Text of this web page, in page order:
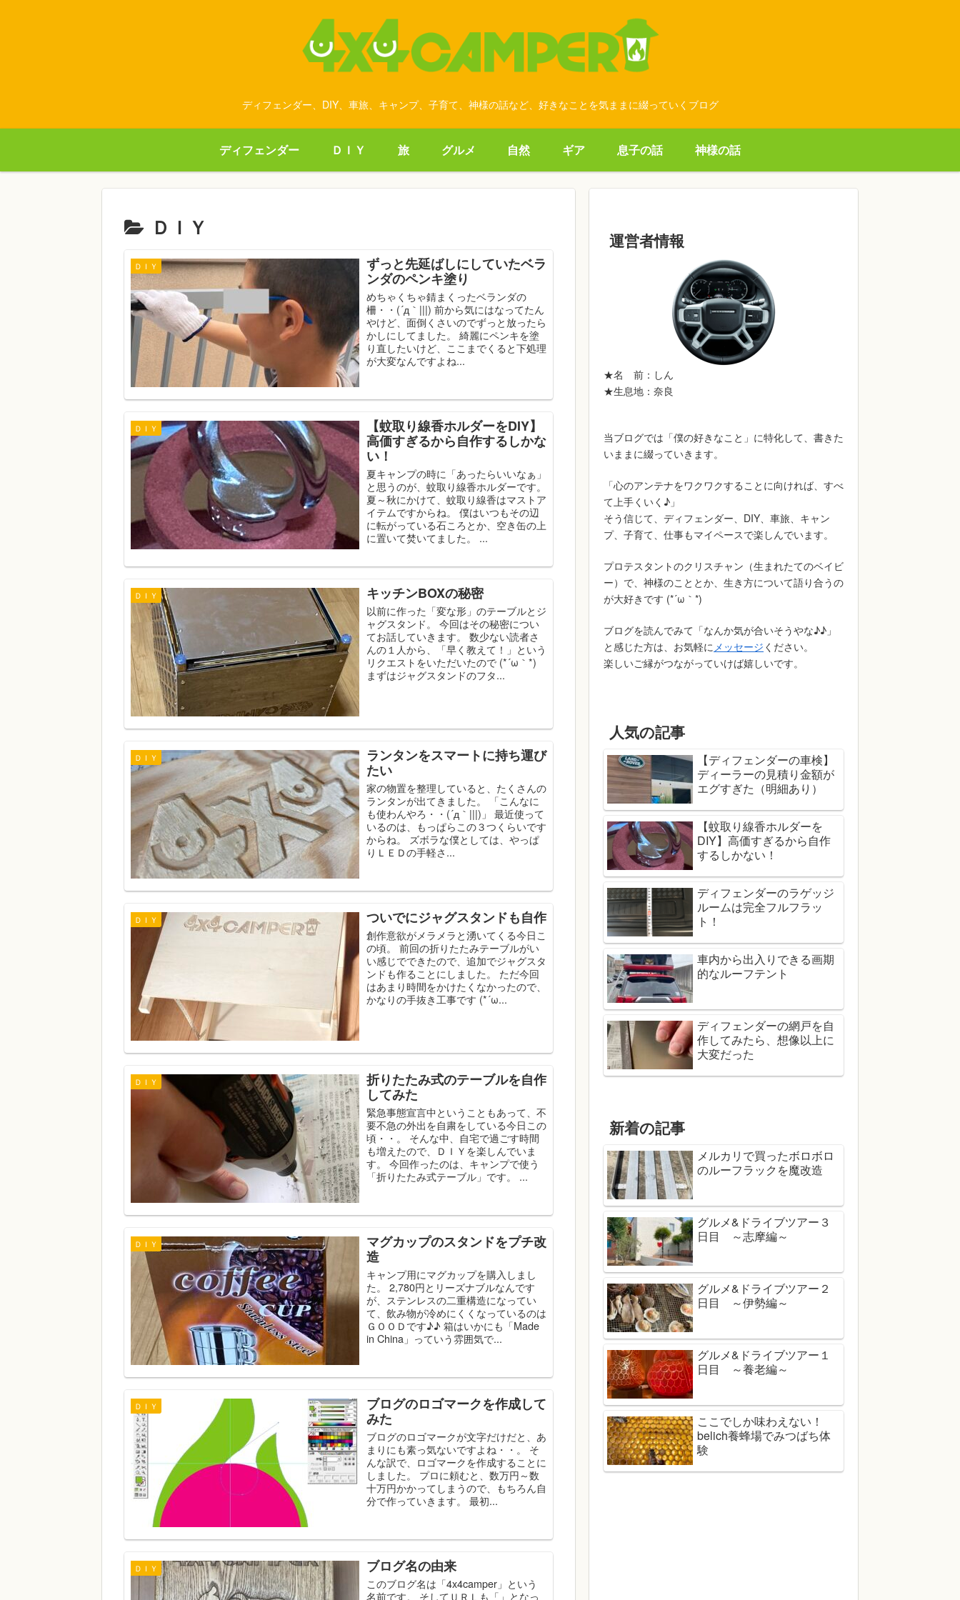
ディフェンダー、DIY、車旅、キャンプ、子育て、神様の話など、好きなことを気ままに綴っていくブログ
ディフェンダー ＤＩＹ 旅 グルメ 自然 ギア 息子の話 神様の話
ＤＩＹ
ＤＩＹ
ずっと先延ばしにしていたベラ
ンダのペンキ塗り
めちゃくちゃ錆まくったベランダの
柵・・(´д｀|||) 前から気にはなってたん
やけど、面倒くさいのでずっと放ったら
かしにしてました。 綺麗にペンキを塗
り直したいけど、ここまでくると下処理
が大変なんですよね...
ＤＩＹ
【蚊取り線香ホルダーをDIY】
高価すぎるから自作するしかな
い！
夏キャンプの時に「あったらいいなぁ」
と思うのが、蚊取り線香ホルダーです。
夏～秋にかけて、蚊取り線香はマストア
イテムですからね。 僕はいつもその辺
に転がっている石ころとか、空き缶の上
に置いて焚いてました。 ...
ＤＩＹ キッチンBOXの秘密
以前に作った「変な形」のテーブルとジ
ャグスタンド。 今回はその秘密につい
てお話していきます。 数少ない読者さ
んの１人から、「早く教えて！」という
リクエストをいただいたので (*´ω｀*)
まずはジャグスタンドのフタ...
ＤＩＹ
ランタンをスマートに持ち運び
たい
家の物置を整理していると、たくさんの
ランタンが出てきました。 「こんなに
も使わんやろ・・(´д｀|||)」 最近使って
いるのは、もっぱらこの３つくらいです
からね。 ズボラな僕としては、やっぱ
りＬＥＤの手軽さ...
ＤＩＹ ついでにジャグスタンドも自作
創作意欲がメラメラと湧いてくる今日こ
の頃。 前回の折りたたみテーブルがい
い感じでできたので、追加でジャグスタ
ンドも作ることにしました。 ただ今回
はあまり時間をかけたくなかったので、
かなりの手抜き工事です (*´ω...
ＤＩＹ
折りたたみ式のテーブルを自作
してみた
緊急事態宣言中ということもあって、不
要不急の外出を自粛をしている今日この
頃・・。 そんな中、自宅で過ごす時間
も増えたので、ＤＩＹを楽しんでいま
す。 今回作ったのは、キャンプで使う
「折りたたみ式テーブル」です。 ...
ＤＩＹ
マグカップのスタンドをプチ改
造
キャンプ用にマグカップを購入しまし
た。 2,780円とリーズナブルなんです
が、ステンレスの二重構造になってい
て、飲み物が冷めにくくなっているのは
ＧＯＯＤです♪♪ 箱はいかにも「Made
in China」っていう雰囲気で...
ＤＩＹ
ブログのロゴマークを作成して
みた
ブログのロゴマークが文字だけだと、あ
まりにも素っ気ないですよね・・。 そ
んな訳で、ロゴマークを作成することに
しました。 プロに頼むと、数万円～数
十万円かかってしまうので、もちろん自
分で作っていきます。 最初...
ＤＩＹ ブログ名の由来
このブログ名は「4x4camper」という
名前です。 そしてＵＲＬも「」となっ
運営者情報
★名 前：しん
★生息地：奈良
当ブログでは「僕の好きなこと」に特化して、書きた
いままに綴っていきます。
「心のアンテナをワクワクすることに向ければ、すべ
て上手くいく♪」
そう信じて、ディフェンダー、DIY、車旅、キャン
プ、子育て、仕事もマイペースで楽しんでいます。
プロテスタントのクリスチャン（生まれたてのベイビ
ー）で、神様のこととか、生き方について語り合うの
が大好きです (*´ω｀*)
ブログを読んでみて「なんか気が合いそうやな♪♪」
と感じた方は、お気軽にメッセージ ください。
楽しいご縁がつながっていけば嬉しいです。
人気の記事
【ディフェンダーの車検】
ディーラーの見積り金額が
エグすぎた（明細あり）
【蚊取り線香ホルダーを
DIY】高価すぎるから自作
するしかない！
ディフェンダーのラゲッジ
ルームは完全フルフラッ
ト！
車内から出入りできる画期
的なルーフテント
ディフェンダーの網戸を自
作してみたら、想像以上に
大変だった
新着の記事
メルカリで買ったボロボロ
のルーフラックを魔改造
グルメ&ドライブツアー３
日目 ～志摩編～
グルメ&ドライブツアー２
日目 ～伊勢編～
グルメ&ドライブツアー１
日目 ～養老編～
ここでしか味わえない！
belich養蜂場でみつばち体
験